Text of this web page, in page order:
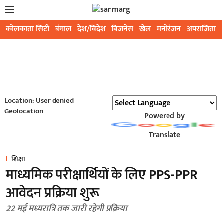
कोलकाता सिटी बंगाल देश/विदेश बिजनेस खेल मनोरंजन अपराजिता
Location: User denied
Geolocation
Powered by
Translate
शिक्षा
माध्यमिक परीक्षार्थियों के लिए PPS-PPR
आवेदन प्रक्रिया शुरू
22 मई मध्यरात्रि तक जारी रहेगी प्रक्रिया